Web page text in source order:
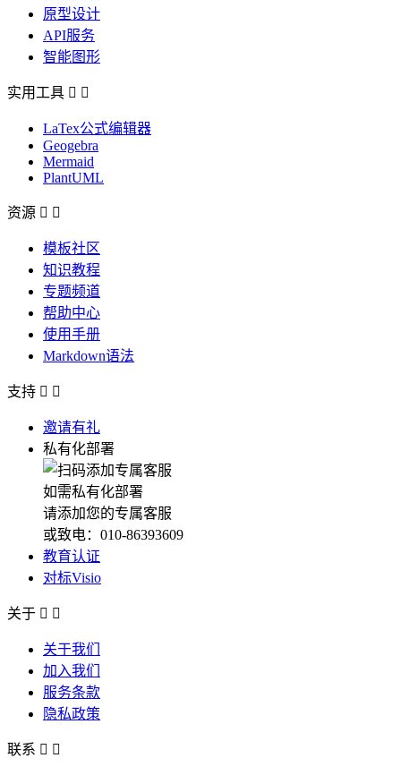
原型设计
API服务
智能图形
实用工具  
LaTex公式编辑器
Geogebra
Mermaid
PlantUML
资源  
模板社区
知识教程
专题频道
帮助中心
使用手册
Markdown语法
支持  
邀请有礼
私有化部署
如需私有化部署
请添加您的专属客服
或致电：010-86393609
教育认证
对标Visio
关于  
关于我们
加入我们
服务条款
隐私政策
联系  